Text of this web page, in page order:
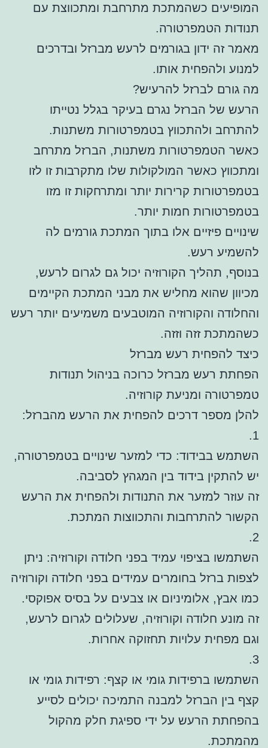
המופיעים כשהמתכת מתרחבת ומתכווצת עם
תנודות הטמפרטורה.
מאמר זה ידון בגורמים לרעש מברזל ובדרכים
למנוע ולהפחית אותו.
מה גורם לברזל להרעיש?
הרעש של הברזל נגרם בעיקר בגלל נטייתו
להתרחב ולהתכווץ בטמפרטורות משתנות.
כאשר הטמפרטורות משתנות, הברזל מתרחב
ומתכווץ כאשר המולקולות שלו מתקרבות זו לזו
בטמפרטורות קרירות יותר ומתרחקות זו מזו
בטמפרטורות חמות יותר.
שינויים פיזיים אלו בתוך המתכת גורמים לה
להשמיע רעש.
בנוסף, תהליך הקורוזיה יכול גם לגרום לרעש,
מכיוון שהוא מחליש את מבני המתכת הקיימים
והחלודה והקורוזיה המוטבעים משמיעים יותר רעש
כשהמתכת זזה וזזה.
כיצד להפחית רעש מברזל
הפחתת רעש מברזל כרוכה בניהול תנודות
טמפרטורה ומניעת קורוזיה.
להלן מספר דרכים להפחית את הרעש מהברזל:
1.
השתמש בבידוד: כדי למזער שינויים בטמפרטורה,
יש להתקין בידוד בין המגהץ לסביבה.
זה עוזר למזער את התנודות ולהפחית את הרעש
הקשור להתרחבות והתכווצות המתכת.
2.
השתמשו בציפוי עמיד בפני חלודה וקורוזיה: ניתן
לצפות ברזל בחומרים עמידים בפני חלודה וקורוזיה
כמו אבץ, אלומיניום או צבעים על בסיס אפוקסי.
זה מונע חלודה וקורוזיה, שעלולים לגרום לרעש,
וגם מפחית עלויות תחזוקה אחרות.
3.
השתמשו ברפידות גומי או קצף: רפידות גומי או
קצף בין הברזל למבנה התמיכה יכולים לסייע
בהפחתת הרעש על ידי ספיגת חלק מהקול
מהמתכת.